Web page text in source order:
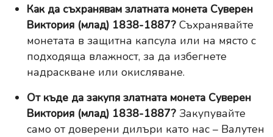
Как да съхранявам златната монета Суверен
Виктория (млад) 1838-1887? Съхранявайте
монетата в защитна капсула или на място с
подходяща влажност, за да избегнете
надраскване или окисляване.
От къде да закупя златната монета Суверен
Виктория (млад) 1838-1887? Закупувайте
само от доверени дилъри като нас – Валутен